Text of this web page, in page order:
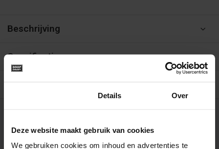
Details Over
Deze website maakt gebruik van cookies
We gebruiken cookies om inhoud en advertenties te
Beschrijving
Specificaties